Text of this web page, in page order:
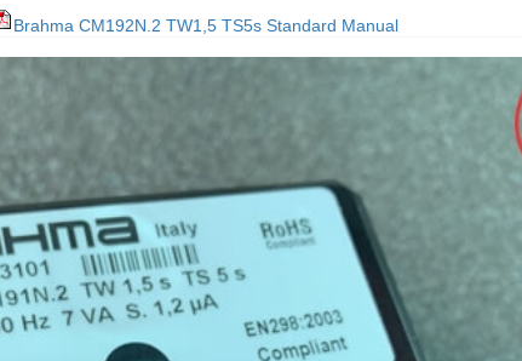
Brahma CM192N.2 TW1,5 TS5s Standard Manual